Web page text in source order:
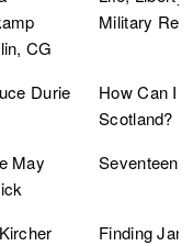
CG
Military
Durie
How Can I
Scotland?
May
Seventeen
Finding